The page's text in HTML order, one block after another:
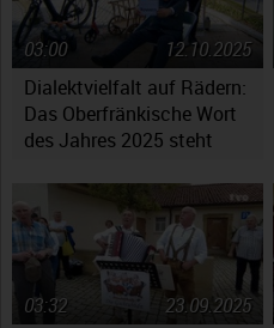
Dialektvielfalt auf Rädern:
Das Oberfränkische Wort
des Jahres 2025 steht
12.10.2025
03:00
23.09.2025
03:32